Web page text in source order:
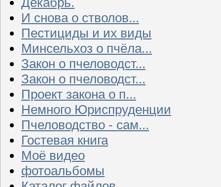
И снова о стволов...
Пестициды и их виды
Минсельхоз о пчёла...
Закон о пчеловодст...
Закон о пчеловодст...
Проект закона о п...
Немного Юриспруденции
Пчеловодство - сам...
Гостевая книга
Моё видео
фотоальбомы